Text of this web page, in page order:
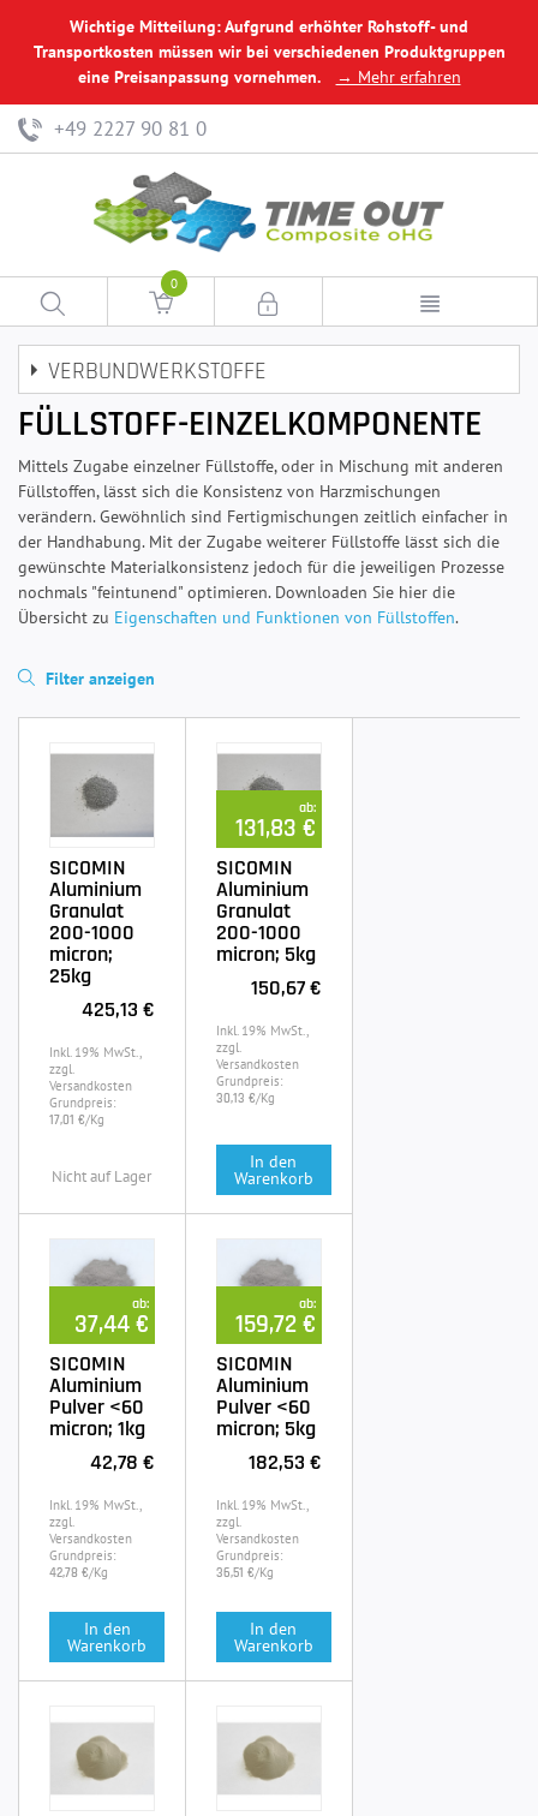
Wichtige Mitteilung: Aufgrund erhöhter Rohstoff- und
Transportkosten müssen wir bei verschiedenen Produktgruppen
eine Preisanpassung vornehmen.
→ Mehr erfahren
+49 2227 90 81 0
0
VERBUNDWERKSTOFFE
FÜLLSTOFF-EINZELKOMPONENTE
Mittels Zugabe einzelner Füllstoffe, oder in Mischung mit anderen
Füllstoffen, lässt sich die Konsistenz von Harzmischungen
verändern. Gewöhnlich sind Fertigmischungen zeitlich einfacher in
der Handhabung. Mit der Zugabe weiterer Füllstoffe lässt sich die
gewünschte Materialkonsistenz jedoch für die jeweiligen Prozesse
nochmals "feintunend" optimieren. Downloaden Sie hier die
Übersicht zu Eigenschaften und Funktionen von Füllstoffen.
Filter anzeigen
SICOMIN
Aluminium
Granulat
200-1000
micron;
25kg
425,13 €
Inkl. 19% MwSt.,
zzgl.
Versandkosten
Grundpreis:
17,01 €/Kg
Nicht auf Lager
ab:
131,83 €
SICOMIN
Aluminium
Granulat
200-1000
micron; 5kg
150,67 €
Inkl. 19% MwSt.,
zzgl.
Versandkosten
Grundpreis:
30,13 €/Kg
In den
Warenkorb
ab:
37,44 €
SICOMIN
Aluminium
Pulver <60
micron; 1kg
42,78 €
Inkl. 19% MwSt.,
zzgl.
Versandkosten
Grundpreis:
42,78 €/Kg
In den
Warenkorb
ab:
159,72 €
SICOMIN
Aluminium
Pulver <60
micron; 5kg
182,53 €
Inkl. 19% MwSt.,
zzgl.
Versandkosten
Grundpreis:
36,51 €/Kg
In den
Warenkorb